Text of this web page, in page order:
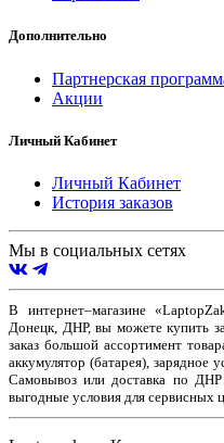
Дополнительно
Партнерская
Акции
Личный Кабинет
Личный Кабинет
История заказов
Мы в социальных сетях
В интернет–магазине
Донецк, ДНР, вы можете купить
заказ большой ассортимент
аккумулятор (батарея), зарядное
Самовывоз или доставка по
выгодные условия для сервисных